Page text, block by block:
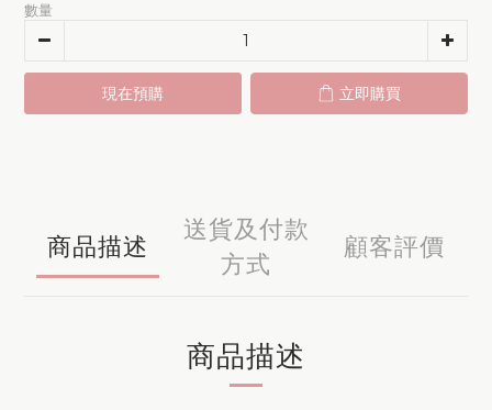
數量
現在預購 立即購買
商品描述
送貨及付款
方式
顧客評價
商品描述